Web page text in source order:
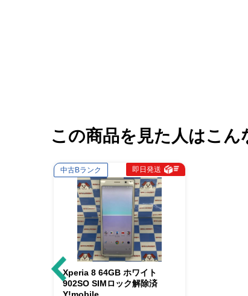
この商品を見た人はこ
中古Bランク 即日発送
Xperia 8 64GB ホワイト
902SO SIMロック解除済